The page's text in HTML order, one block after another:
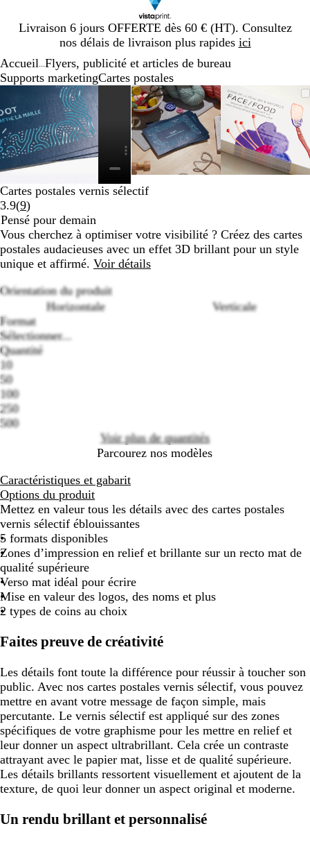
Livraison 6 jours OFFERTE dès 60 € (HT). Consultez
nos délais de livraison plus rapides ici
Diapositive
1
Accueil Flyers, publicité et articles de bureau
Supports marketingCartes postales
Image
zoomable
Zoom
au
minimum
Cliquez
pour
développer
Utilisez
les
touches
plus
et
moins
zoomer
les
touches
fléchées
pour
défiler
Image
zoomable
Zoom
au
minimum
Cliquez
pour
développer
Utilisez
les
touches
plus
et
moins
pour
touches
fléchées
au
Cliquez
pour
Utilisez
les
touches
plus
et
moins
pour
touches
fléchées
Diapositive
1
sur
4
Cartes postales vernis sélectif
3.9(9Lire
les
9
avis
)
Pensé pour demain
Vous cherchez à optimiser votre visibilité ? Créez des cartes
postales audacieuses avec un effet 3D brillant pour un style
unique et affirmé. Voir détails
Orientation du produit
Horizontale
Verticale
Format
Sélectionner...
Quantité
10
50
100
250
500
Voir plus de quantités
Parcourez nos modèles
Caractéristiques et gabarit
Options du produit
Mettez en valeur tous les détails avec des cartes postales
vernis sélectif éblouissantes
5 formats disponibles
Zones d’impression en relief et brillante sur un recto mat de
qualité supérieure
Verso mat idéal pour écrire
Mise en valeur des logos, des noms et plus
2 types de coins au choix
Faites preuve de créativité
Les détails font toute la différence pour réussir à toucher son
public. Avec nos cartes postales vernis sélectif, vous pouvez
mettre en avant votre message de façon simple, mais
percutante. Le vernis sélectif est appliqué sur des zones
spécifiques de votre graphisme pour les mettre en relief et
leur donner un aspect ultrabrillant. Cela crée un contraste
attrayant avec le papier mat, lisse et de qualité supérieure.
Les détails brillants ressortent visuellement et ajoutent de la
texture, de quoi leur donner un aspect original et moderne.
Un rendu brillant et personnalisé